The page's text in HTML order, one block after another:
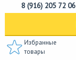
8 (916) 205 72 06
Избранные
товары